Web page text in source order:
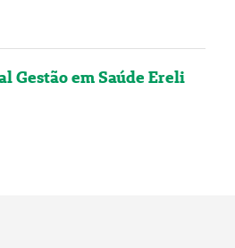
Gestão em Saúde Ereli